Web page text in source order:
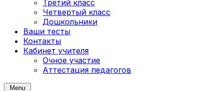
Третий класс
Четвертый класс
Дошкольники
Ваши тесты
Контакты
Кабинет учителя
Очное участие
Аттестация педагогов
Menu